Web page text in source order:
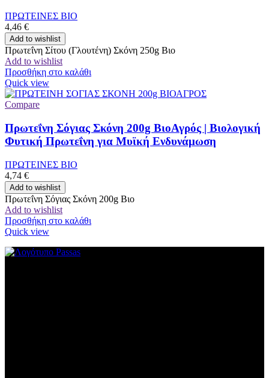
ΠΡΩΤΕΙΝΕΣ ΒΙΟ
4,46 €
Add to wishlist
Πρωτεΐνη Σίτου (Γλουτένη) Σκόνη 250g Βιο
Add to wishlist
Προσθήκη στο καλάθι
Quick view
Compare
Πρωτεΐνη Σόγιας Σκόνη 200g ΒιοΑγρός | Βιολογική
Φυτική Πρωτεΐνη για Μυϊκή Ενδυνάμωση
ΠΡΩΤΕΙΝΕΣ ΒΙΟ
4,74 €
Add to wishlist
Πρωτεΐνη Σόγιας Σκόνη 200g Βιο
Add to wishlist
Προσθήκη στο καλάθι
Quick view